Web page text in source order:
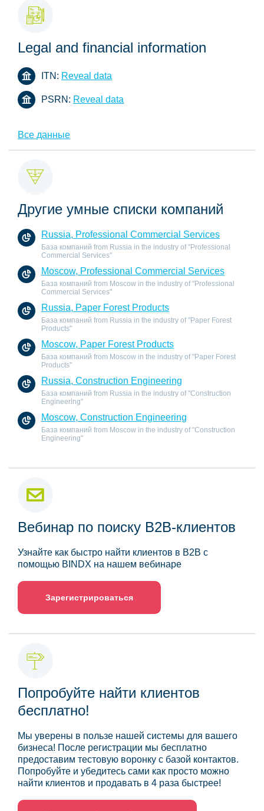
Legal and financial information
ITN: Reveal data
PSRN: Reveal data
Все данные
Другие умные списки компаний
Russia, Professional Commercial Services
База компаний from Russia in the industry of "Professional
Commercial Services"
Moscow, Professional Commercial Services
База компаний from Moscow in the industry of "Professional
Commercial Services"
Russia, Paper Forest Products
База компаний from Russia in the industry of "Paper Forest
Products"
Moscow, Paper Forest Products
База компаний from Moscow in the industry of "Paper Forest
Products"
Russia, Construction Engineering
База компаний from Russia in the industry of "Construction
Engineering"
Moscow, Construction Engineering
База компаний from Moscow in the industry of "Construction
Engineering"
Вебинар по поиску B2B-клиентов
Узнайте как быстро найти клиентов в B2B с
помощью BINDX на нашем вебинаре
Зарегистрироваться
Попробуйте найти клиентов
бесплатно!
Мы уверены в пользе нашей системы для вашего
бизнеса! После регистрации мы бесплатно
предоставим тестовую воронку с базой контактов.
Попробуйте и убедитесь сами как просто можно
найти клиентов и продавать в 4 раза быстрее!